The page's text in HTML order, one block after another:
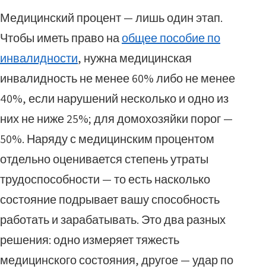
Медицинский процент — лишь один этап.
Чтобы иметь право наобщее пособие по
инвалидности, нужна медицинская
инвалидность не менее 60% либо не менее
40%, если нарушений несколько и одно из
них не ниже 25%; для домохозяйки порог —
50%. Наряду с медицинским процентом
отдельно оценивается степень утраты
трудоспособности — то есть насколько
состояние подрывает вашу способность
работать и зарабатывать. Это два разных
решения: одно измеряет тяжесть
медицинского состояния, другое — удар по